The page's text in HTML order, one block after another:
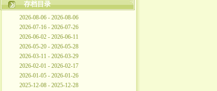
存档目录
2026-08-06 - 2026-08-06
2026-07-16 - 2026-07-26
2026-06-02 - 2026-06-11
2026-05-20 - 2026-05-28
2026-03-11 - 2026-03-29
2026-02-01 - 2026-02-17
2026-01-05 - 2026-01-26
2025-12-08 - 2025-12-28